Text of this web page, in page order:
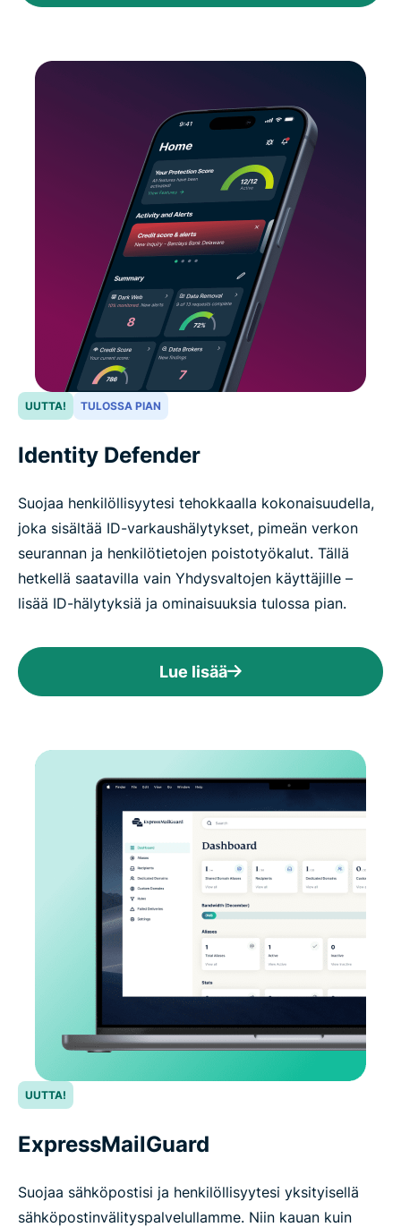
UUTTA! TULOSSA PIAN
Identity Defender
Suojaa henkilöllisyytesi tehokkaalla kokonaisuudella,
joka sisältää ID-varkaushälytykset, pimeän verkon
seurannan ja henkilötietojen poistotyökalut. Tällä
hetkellä saatavilla vain Yhdysvaltojen käyttäjille –
lisää ID-hälytyksiä ja ominaisuuksia tulossa pian.
Lue lisää
UUTTA!
ExpressMailGuard
Suojaa sähköpostisi ja henkilöllisyytesi yksityisellä
sähköpostinvälityspalvelullamme. Niin kauan kuin